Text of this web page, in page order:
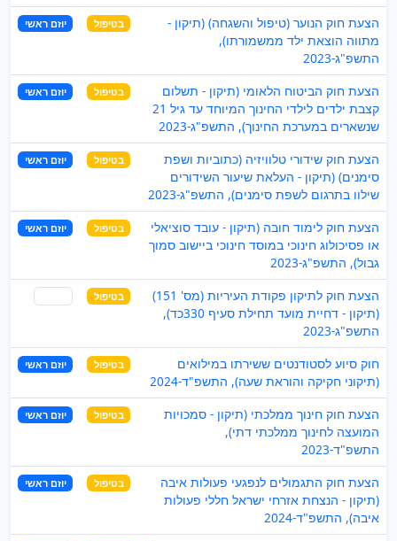
הצעת חוק הנוער (טיפול והשגחה) (תיקון -
מתווה הוצאת ילד ממשמורתו),
התשפ"ג-2023
בטיפול יוזם ראשי
הצעת חוק הביטוח הלאומי (תיקון - תשלום
קצבת ילדים לילדי החינוך המיוחד עד גיל 21
שנשארים במערכת החינוך), התשפ"ג-2023
בטיפול יוזם ראשי
הצעת חוק שידורי טלוויזיה (כתוביות ושפת
סימנים) (תיקון - העלאת שיעור השידורים
שילוו בתרגום לשפת סימנים), התשפ"ג-2023
בטיפול יוזם ראשי
הצעת חוק לימוד חובה (תיקון - עובד סוציאלי
או פסיכולוג חינוכי במוסד חינוכי ביישוב סמוך
גבול), התשפ"ג-2023
בטיפול יוזם ראשי
הצעת חוק לתיקון פקודת העיריות (מס' 151)
(תיקון - דחיית מועד תחילת סעיף 330כד),
התשפ"ג-2023
בטיפול
חוק סיוע לסטודנטים ששירתו במילואים
(תיקוני חקיקה והוראת שעה), התשפ"ד-2024
בטיפול יוזם ראשי
הצעת חוק חינוך ממלכתי (תיקון - סמכויות
המועצה לחינוך ממלכתי דתי),
התשפ"ד-2023
בטיפול יוזם ראשי
הצעת חוק התגמולים לנפגעי פעולות איבה
(תיקון - הנצחת אזרחי ישראל חללי פעולות
איבה), התשפ"ד-2024
בטיפול יוזם ראשי